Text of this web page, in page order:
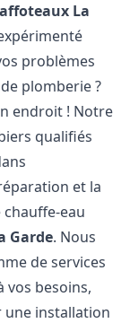
La
problèmes
plomberie ?
endroit ! Notre
qualifiés
et la
eau
Garde. Nous
de services
vos besoins,
une installation